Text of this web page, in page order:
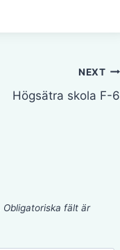
NEXT
Högsätra skola F-6
Obligatoriska fält är